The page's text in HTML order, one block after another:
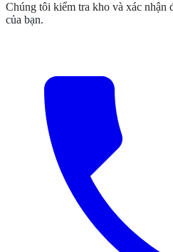
Chúng tôi kiểm tra kho và xác nhận
của bạn.